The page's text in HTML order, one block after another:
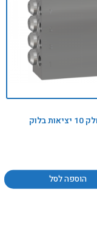
בלוק
הוספה לסל